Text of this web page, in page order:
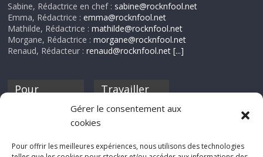
Gérer le consentement aux
cookies
Pour offrir les meilleures expériences, nous utilisons des technologies
Sabine, Rédactrice en chef : sabine@rocknfool.net
Emma, Rédactrice :emma@rocknfool.net
Mathilde, Rédactrice :mathilde@rocknfool.net
Morgane, Rédactrice :morgane@rocknfool.net
Renaud, Rédacteur :renaud@rocknfool.net [...]
Pour
discothèque
Travailler
Si tu souhaites
Rocknfool, n'hésite